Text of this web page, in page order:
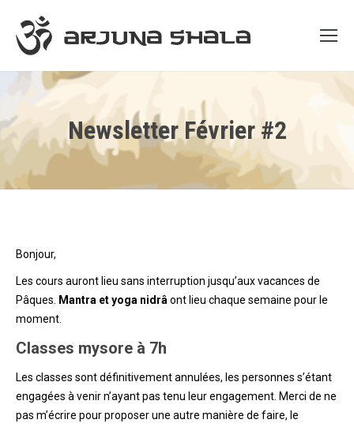
Newsletter Février #2
Bonjour,
Les cours auront lieu sans interruption jusqu’aux vacances de
Pâques.
Mantra et yoga nidrâ ont lieu chaque semaine pour le
moment.
Classes mysore à 7h
Les classes sont définitivement annulées, les personnes s’étant
engagées à venir n’ayant pas tenu leur engagement. Merci de ne
pas m’écrire pour proposer une autre manière de faire, le